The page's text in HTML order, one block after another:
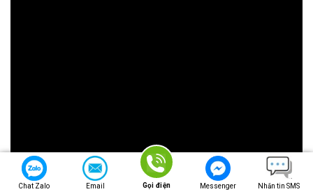
Chat Zalo Email Gọi điện Messenger Nhắn tin SMS